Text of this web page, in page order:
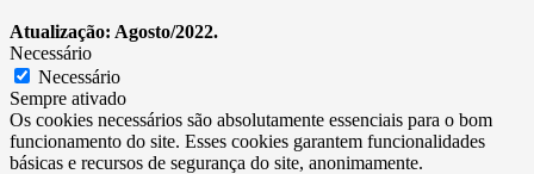
Atualização: Agosto/2022.
Necessário
Necessário
Sempre ativado
Os cookies necessários são absolutamente essenciais para o bom
funcionamento do site. Esses cookies garantem funcionalidades
básicas e recursos de segurança do site, anonimamente.